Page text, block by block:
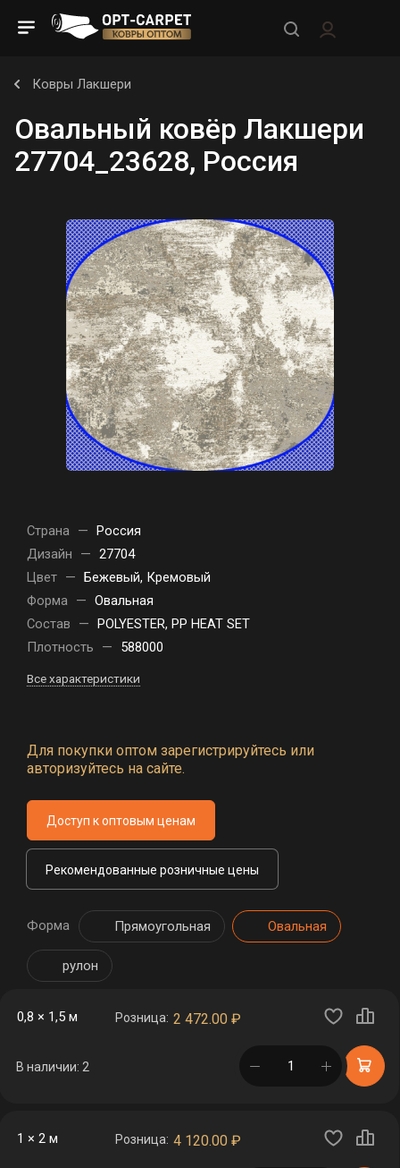
Ковры Лакшери
Овальный ковёр Лакшери
27704_23628, Россия
Страна —
Россия
Дизайн
— 27704
Цвет —
Бежевый, Кремовый
Форма — Овальная
Состав
—
POLYESTER, PP HEAT SET
Плотность
— 588000
Все характеристики
Для покупки оптом зарегистрируйтесь или
авторизуйтесь на сайте.
Доступ к оптовым ценам
Рекомендованные розничные цены
Форма Прямоугольная Овальная
рулон
0,8 × 1,5 м Розница: 2 472.00 ₽
В наличии: 2 в корзине
1 × 2 м Розница: 4 120.00 ₽